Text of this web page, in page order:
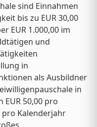
sind Einnahmen
bis zu EUR 30,00
EUR 1.000,00 im
und
in
als Ausbildner
in
50,00 pro
pro Kalenderjahr